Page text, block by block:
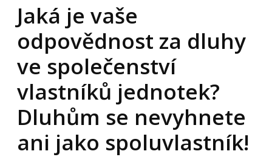
Jaká je vaše
odpovědnost za dluhy
ve společenství
vlastníků jednotek?
Dluhům se nevyhnete
ani jako spoluvlastník!